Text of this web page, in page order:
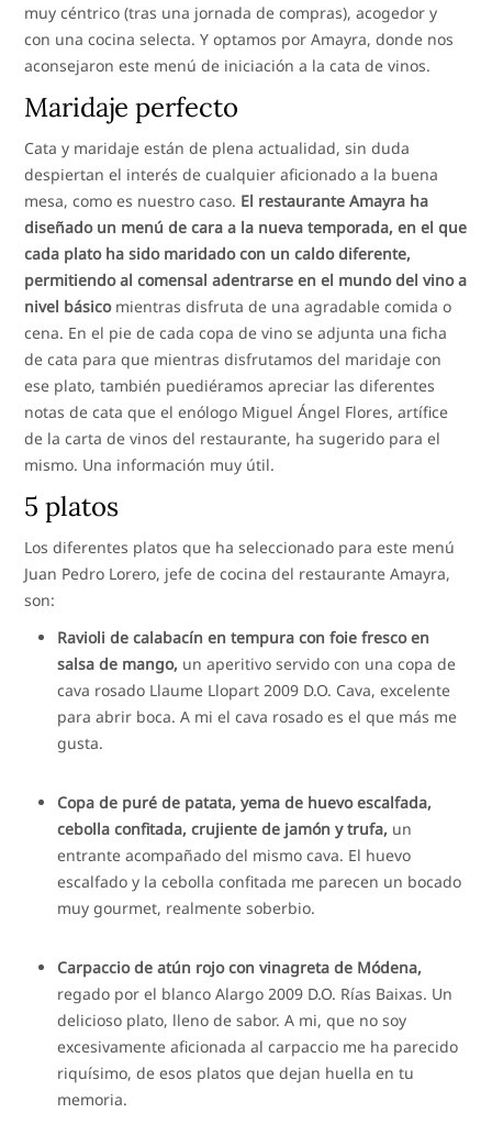
muy céntrico (tras una jornada de compras), acogedor y
con una cocina selecta. Y optamos por Amayra, donde nos
aconsejaron este menú de iniciación a la cata de vinos.
Maridaje perfecto
Cata y maridaje están de plena actualidad, sin duda
despiertan el interés de cualquier aficionado a la buena
mesa, como es nuestro caso. El restaurante Amayra ha
diseñado un menú de cara a la nueva temporada, en el que
cada plato ha sido maridado con un caldo diferente,
permitiendo al comensal adentrarse en el mundo del vino a
nivel básicomientras disfruta de una agradable comida o
cena. En el pie de cada copa de vino se adjunta una ficha
de cata para que mientras disfrutamos del maridaje con
ese plato, también puediéramos apreciar las diferentes
notas de cata que el enólogo Miguel Ángel Flores, artífice
de la carta de vinos del restaurante, ha sugerido para el
mismo. Una información muy útil.
5 platos
Los diferentes platos que ha seleccionado para este menú
Juan Pedro Lorero, jefe de cocina del restaurante Amayra,
son:
Ravioli de calabacín en tempura con foie fresco en
salsa de mango, un aperitivo servido con una copa de
cava rosado Llaume Llopart 2009 D.O. Cava, excelente
para abrir boca. A mi el cava rosado es el que más me
gusta.
Copa de puré de patata, yema de huevo escalfada,
cebolla confitada, crujiente de jamón y trufa, un
entrante acompañado del mismo cava. El huevo
escalfado y la cebolla confitada me parecen un bocado
muy gourmet, realmente soberbio.
Carpaccio de atún rojo con vinagreta de Módena,
regado por el blanco Alargo 2009 D.O. Rías Baixas. Un
delicioso plato, lleno de sabor. A mi, que no soy
excesivamente aficionada al carpaccio me ha parecido
riquísimo, de esos platos que dejan huella en tu
memoria.